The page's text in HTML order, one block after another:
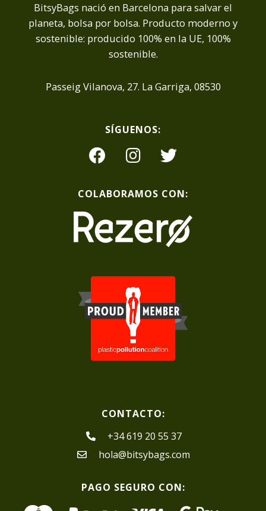
BitsyBags nació en Barcelona para salvar el
planeta, bolsa por bolsa. Producto moderno y
sostenible: producido 100% en la UE, 100%
sostenible.
Passeig Vilanova, 27. La Garriga, 08530
SÍGUENOS:
COLABORAMOS CON:
CONTACTO:
+34 619 20 55 37
hola@bitsybags.com
PAGO SEGURO CON: